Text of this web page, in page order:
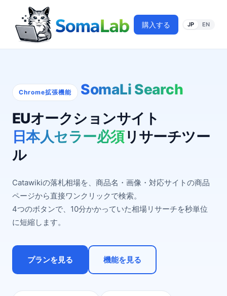
購入する JP EN
Chrome拡張機能
SomaLi Search
EUオークションサイト
日本人セラー必須リサーチツー
ル
Catawikiの落札相場を、商品名・画像・対応サイトの商品
ページから直接ワンクリックで検索。
4つのボタンで、10分かかっていた相場リサーチを秒単位
に短縮します。
プランを見る 機能を見る